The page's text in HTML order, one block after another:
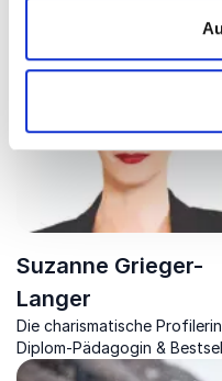
Suzanne Grieger-
Langer
Die charismatische Profilerin,
Diplom-Pädagogin &
Autorin erklärt, wie Sie vom